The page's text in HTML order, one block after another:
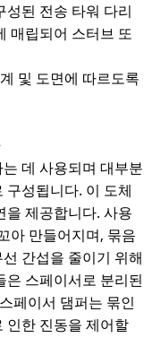
된 전송 타워 다리
매립되어 스터브 또
및 도면에 따르도록
데 사용되며 대부분
성됩니다. 이 도체
을 제공합니다. 사용
아 만들어지며, 묶음
간섭을 줄이기 위해
은 스페이서로 분리된
페이서 댐퍼는 묶인
인한 진동을 제어할